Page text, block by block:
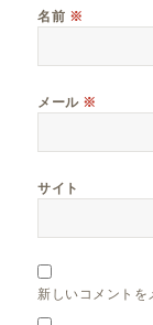
名前 ※
メール ※
サイト
新しいコメントを